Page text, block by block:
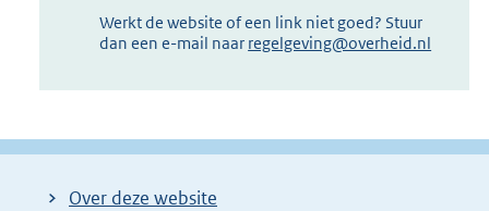
Werkt de website of een link niet goed? Stuur
dan een e-mail naar regelgeving@overheid.nl
Over deze website